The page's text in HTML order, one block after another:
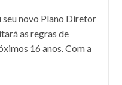
seu novo Plano Diretor
as regras de
16 anos. Com a